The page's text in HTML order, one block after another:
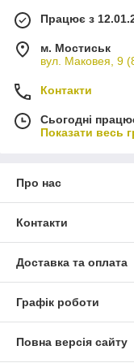
Працює з
м. Мостиськ
вул. Маковея, 9
Контакти
Сьогодні
Показати весь
Про нас
Контакти
Доставка та оплата
Графік роботи
Повна версія сайту